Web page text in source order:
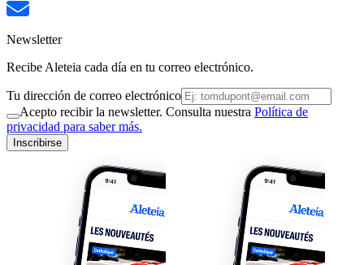
Newsletter
Recibe Aleteia cada día en tu correo electrónico.
Tu dirección de correo electrónico
Acepto recibir la newsletter. Consulta nuestra Política de
privacidad para saber más.
Inscribirse